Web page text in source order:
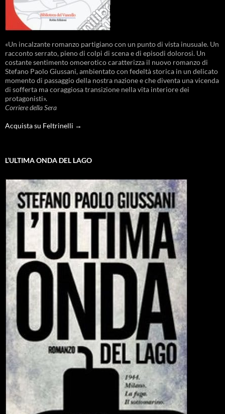
«Un incalzante romanzo partigiano con un punto di vista inusuale. Un
racconto serrato, pieno di colpi di scena e di episodi dolorosi. Un
costante sentimento omoerotico caratterizza il nuovo romanzo di
Stefano Paolo Giussani, ambientato con fedeltà storica in un delicato
momento di passaggio della nostra nazione e che diventa una vicenda
di sofferta ma coraggiosa transizione nella vita interiore dei
protagonisti».
Corriere della Sera
Acquista su Feltrinelli →
L’ULTIMA ONDA DEL LAGO